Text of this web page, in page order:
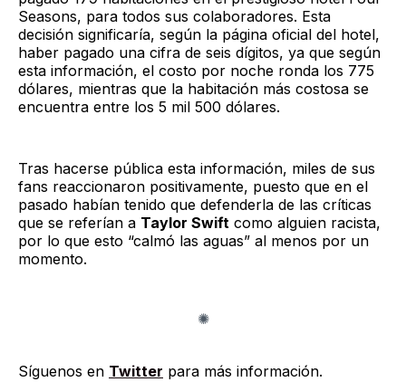
Seasons, para todos sus colaboradores. Esta
decisión significaría, según la página oficial del hotel,
haber pagado una cifra de seis dígitos, ya que según
esta información, el costo por noche ronda los 775
dólares, mientras que la habitación más costosa se
encuentra entre los 5 mil 500 dólares.
Tras hacerse pública esta información, miles de sus
fans reaccionaron positivamente, puesto que en el
pasado habían tenido que defenderla de las críticas
que se referían a Taylor Swift como alguien racista,
por lo que esto “calmó las aguas” al menos por un
momento.
Síguenos en Twitter para más información.